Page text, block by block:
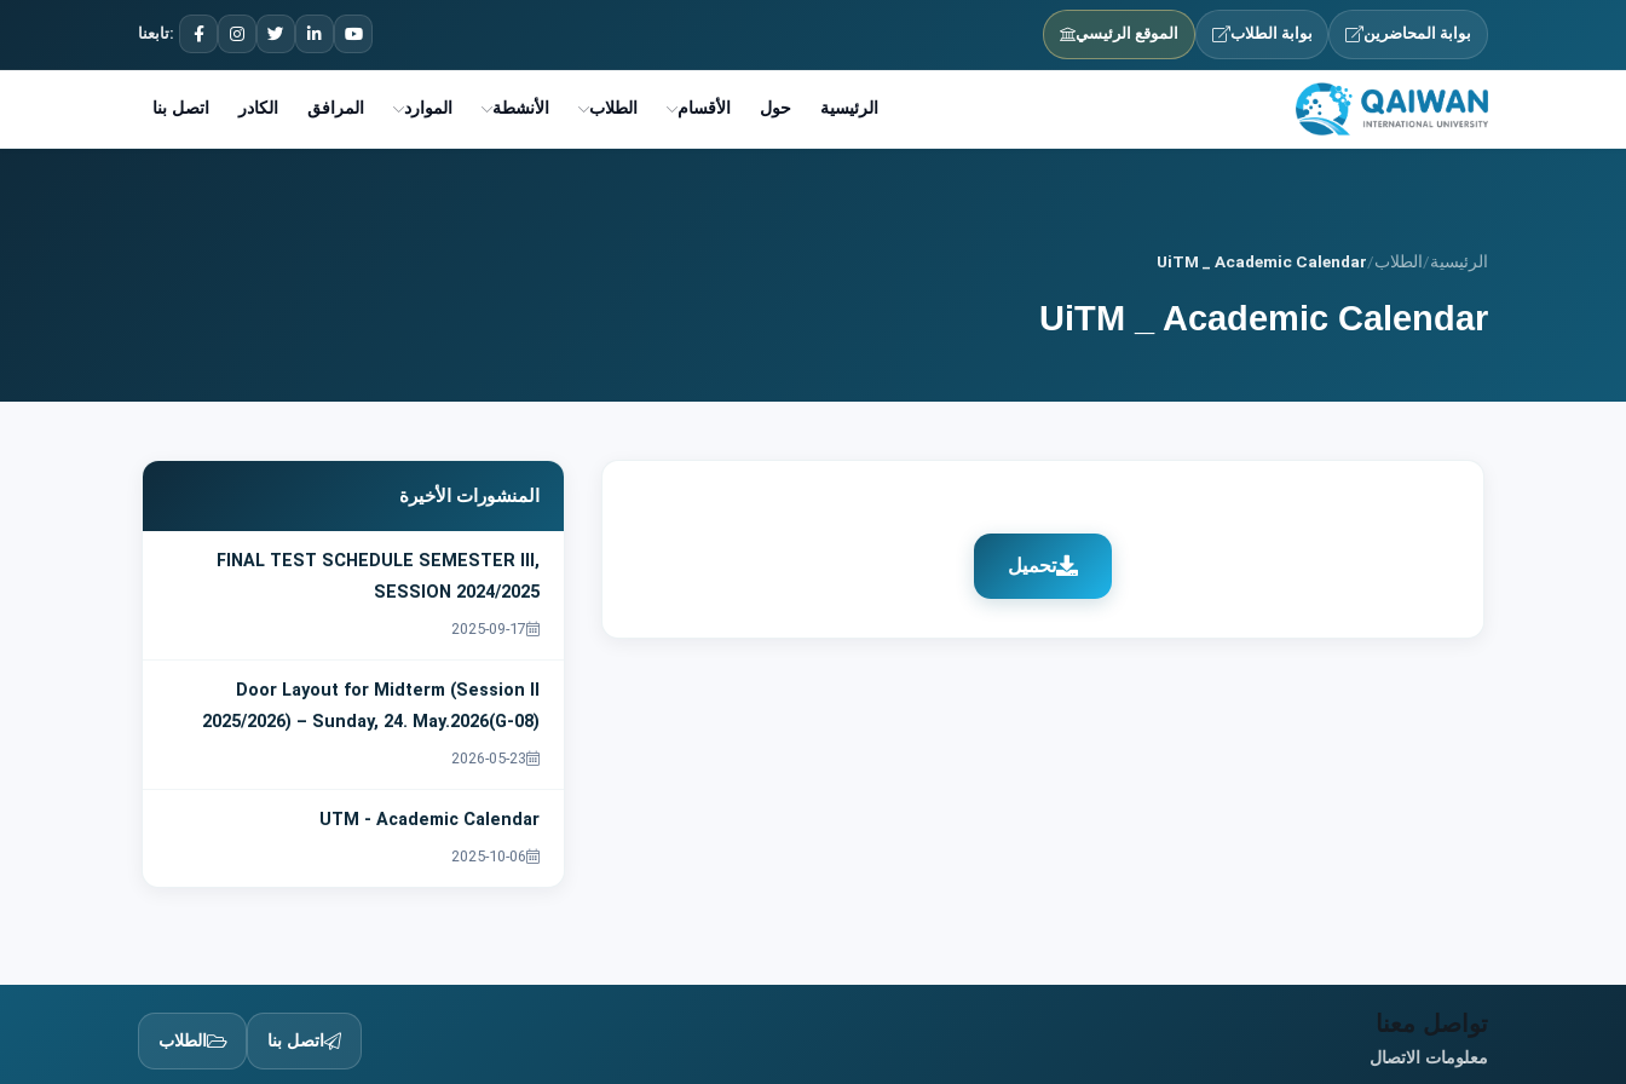
تابعنا: الموقع الرئيسي بوابة الطلاب بوابة المحاضرين
الرئيسية حول الأقسام الطلاب الأنشطة الموارد المرافق الكادر اتصل بنا
الرئيسية/الطلاب/
UiTM _ Academic Calendar
UiTM _ Academic Calendar
تحميل
المنشورات الأخيرة
FINAL TEST SCHEDULE SEMESTER III,
SESSION 2024/2025
2025-09-17
Door Layout for Midterm (Session II
2025/2026) – Sunday, 24. May.2026(G-08)
2026-05-23
UTM - Academic Calendar
2025-10-06
تواصل معنا
معلومات الاتصال
اتصل بنا الطلاب